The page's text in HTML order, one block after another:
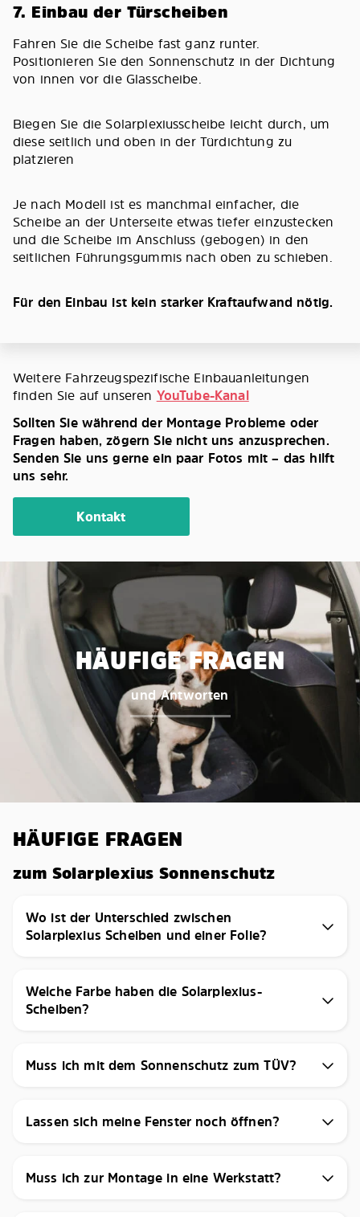
7. Einbau der Türscheiben
Fahren Sie die Scheibe fast ganz runter.
Positionieren Sie den Sonnenschutz in der Dichtung
von innen vor die Glasscheibe.
Biegen Sie die Solarplexiusscheibe leicht durch, um
diese seitlich und oben in der Türdichtung zu
platzieren
Je nach Modell ist es manchmal einfacher, die
Scheibe an der Unterseite etwas tiefer einzustecken
und die Scheibe im Anschluss (gebogen) in den
seitlichen Führungsgummis nach oben zu schieben.
Für den Einbau ist kein starker Kraftaufwand nötig.
Weitere Fahrzeugspezifische Einbauanleitungen
finden Sie auf unseren YouTube-Kanal
Sollten Sie während der Montage Probleme oder
Fragen haben, zögern Sie nicht uns anzusprechen.
Senden Sie uns gerne ein paar Fotos mit – das hilft
uns sehr.
Kontakt
HÄUFIGE FRAGEN
und Antworten
HÄUFIGE FRAGEN
zum Solarplexius Sonnenschutz
Wo ist der Unterschied zwischen
Solarplexius Scheiben und einer Folie?
Welche Farbe haben die Solarplexius-
Scheiben?
Muss ich mit dem Sonnenschutz zum TÜV?
Lassen sich meine Fenster noch öffnen?
Muss ich zur Montage in eine Werkstatt?